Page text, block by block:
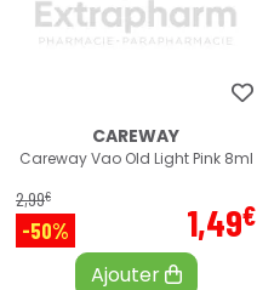
CAREWAY
Careway Vao Old Light Pink 8ml
2,99€
-50% 1,49€
Ajouter